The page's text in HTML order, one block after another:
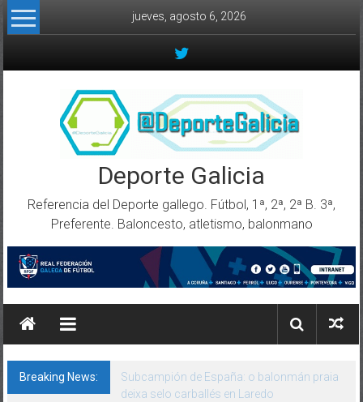
Skip to content
jueves, agosto 6, 2026
Deporte Galicia
Referencia del Deporte gallego. Fútbol, 1ª, 2ª, 2ª B. 3ª,
Preferente. Baloncesto, atletismo, balonmano
Breaking News:
Subcampión de España: o balonmán praia
deixa selo carballés en Laredo